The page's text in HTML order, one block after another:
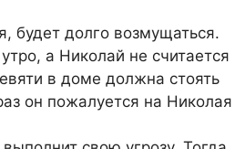
будет долго возмущаться.
а Николай не считается
в доме должна стоять
он пожалуется на Николая